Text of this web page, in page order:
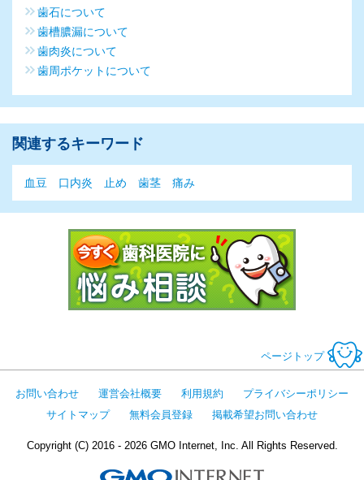
歯石について
歯槽膿漏について
歯肉炎について
歯周ポケットについて
関連するキーワード
血豆 口内炎 止め 歯茎 痛み
ページトップ
お問い合わせ 運営会社概要 利用規約
プライバシーポリシー
サイトマップ
無料会員登録 掲載希望お問い合わせ
Copyright (C) 2016 - 2026 GMO Internet, Inc. All Rights Reserved.